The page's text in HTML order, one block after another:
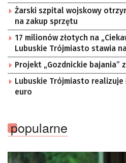
Żarski szpital wojskowy
na zakup sprzętu
17 milionów złotych na
Lubuskie Trójmiasto stawia
Projekt „Gozdnickie bajania”
Lubuskie Trójmiasto
euro
popularne